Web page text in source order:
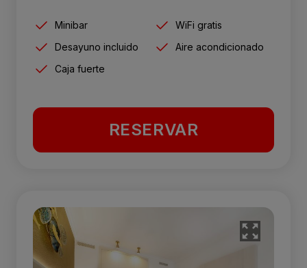
Minibar
WiFi gratis
Desayuno incluido
Aire acondicionado
Caja fuerte
RESERVAR